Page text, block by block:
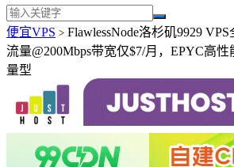
便宜VPS > FlawlessNode洛杉矶9929
流量@200Mbps带宽仅$7/月，EPYC高
量型